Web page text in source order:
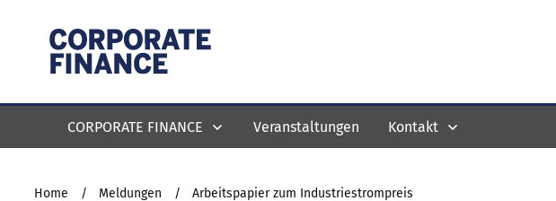
CORPORATE FINANCE Veranstaltungen Kontakt
Home / Meldungen / Arbeitspapier zum Industriestrompreis